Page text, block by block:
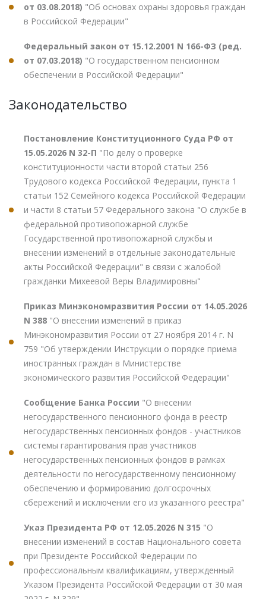
от 03.08.2018) "Об основах охраны здоровья граждан
в Российской Федерации"
Федеральный закон от 15.12.2001 N 166-ФЗ (ред.
от 07.03.2018) "О государственном пенсионном
обеспечении в Российской Федерации"
Законодательство
Постановление Конституционного Суда РФ от
15.05.2026 N 32-П "По делу о проверке
конституционности части второй статьи 256
Трудового кодекса Российской Федерации, пункта 1
статьи 152 Семейного кодекса Российской Федерации
и части 8 статьи 57 Федерального закона "О службе в
федеральной противопожарной службе
Государственной противопожарной службы и
внесении изменений в отдельные законодательные
акты Российской Федерации" в связи с жалобой
гражданки Михеевой Веры Владимировны"
Приказ Минэкономразвития России от 14.05.2026
N 388 "О внесении изменений в приказ
Минэкономразвития России от 27 ноября 2014 г. N
759 "Об утверждении Инструкции о порядке приема
иностранных граждан в Министерстве
экономического развития Российской Федерации"
Сообщение Банка России "О внесении
негосударственного пенсионного фонда в реестр
негосударственных пенсионных фондов - участников
системы гарантирования прав участников
негосударственных пенсионных фондов в рамках
деятельности по негосударственному пенсионному
обеспечению и формированию долгосрочных
сбережений и исключении его из указанного реестра"
Указ Президента РФ от 12.05.2026 N 315 "О
внесении изменений в состав Национального совета
при Президенте Российской Федерации по
профессиональным квалификациям, утвержденный
Указом Президента Российской Федерации от 30 мая